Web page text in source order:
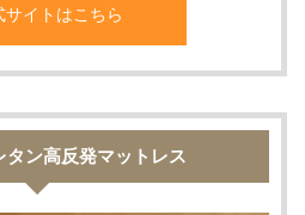
サイトはこちら
タン高反発マットレス